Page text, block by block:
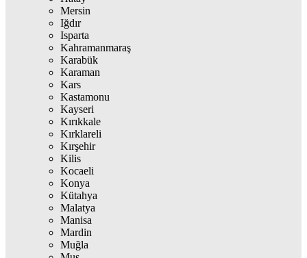
Mersin
Iğdır
Isparta
Kahramanmaraş
Karabük
Karaman
Kars
Kastamonu
Kayseri
Kırıkkale
Kırklareli
Kırşehir
Kilis
Kocaeli
Konya
Kütahya
Malatya
Manisa
Mardin
Muğla